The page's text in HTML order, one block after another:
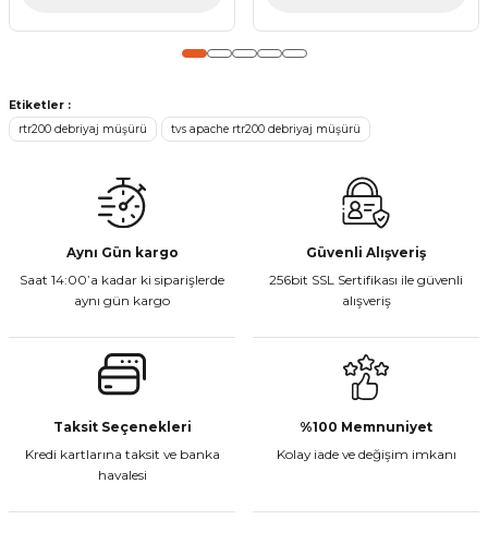
Etiketler :
rtr200 debriyaj müşürü
tvs apache rtr200 debriyaj müşürü
Aynı Gün kargo
Saat 14:00’a kadar ki siparişlerde
aynı gün kargo
Güvenli Alışveriş
256bit SSL Sertifikası ile güvenli
alışveriş
Taksit Seçenekleri
Kredi kartlarına taksit ve banka
havalesi
%100 Memnuniyet
Kolay iade ve değişim imkanı